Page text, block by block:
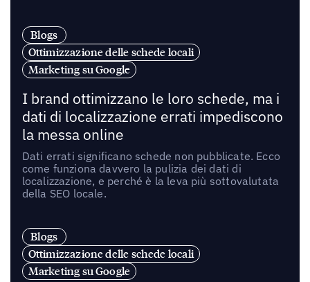
Blogs
Ottimizzazione delle schede locali
Marketing su Google
I brand ottimizzano le loro schede, ma i
dati di localizzazione errati impediscono
la messa online
Dati errati significano schede non pubblicate. Ecco
come funziona davvero la pulizia dei dati di
localizzazione, e perché è la leva più sottovalutata
della SEO locale.
Blogs
Ottimizzazione delle schede locali
Marketing su Google